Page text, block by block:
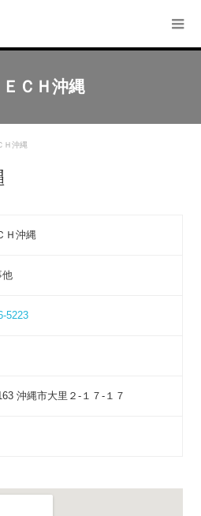
ＥＣＨ沖縄
Ｈ沖縄
Ｈ沖縄
他
5223
沖縄市大里２-１７-１７